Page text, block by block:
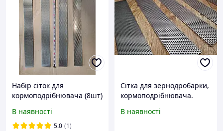
Набір сіток для
кормоподрібнювача (8шт)
2х6мм (Запчастини до
ДКК)
В наявності
5.0 (1)
Сітка для зернодробарки,
кормоподрібнювача.
(Запчастини до ДКК)
В наявності